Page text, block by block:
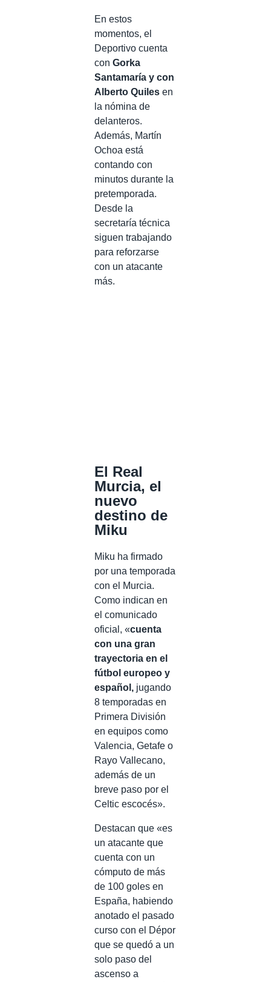
En estos
momentos, el
Deportivo cuenta
con Gorka
Santamaría y con
Alberto Quiles en
la nómina de
delanteros.
Además, Martín
Ochoa está
contando con
minutos durante la
pretemporada.
Desde la
secretaría técnica
siguen trabajando
para reforzarse
con un atacante
más.
El Real
Murcia, el
nuevo
destino de
Miku
Miku ha firmado
por una temporada
con el Murcia.
Como indican en
el comunicado
oficial, «cuenta
con una gran
trayectoria en el
fútbol europeo y
español, jugando
8 temporadas en
Primera División
en equipos como
Valencia, Getafe o
Rayo Vallecano,
además de un
breve paso por el
Celtic escocés».
Destacan que «es
un atacante que
cuenta con un
cómputo de más
de 100 goles en
España, habiendo
anotado el pasado
curso con el Dépor
que se quedó a un
solo paso del
ascenso a